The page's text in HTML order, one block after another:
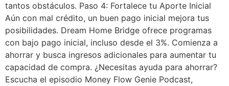
tantos obstáculos. Paso 4: Fortalece tu Aporte Inicial
Aún con mal crédito, un buen pago inicial mejora tus
posibilidades. Dream Home Bridge ofrece programas
con bajo pago inicial, incluso desde el 3%. Comienza a
ahorrar y busca ingresos adicionales para aumentar tu
capacidad de compra. ¿Necesitas ayuda para ahorrar?
Escucha el episodio Money Flow Genie Podcast,